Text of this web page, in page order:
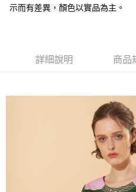
大哥付你分期
2.付款方式選擇「大哥付你分期」，
流程，驗證手機門號後，選擇欲分期
4.訂單成立30分鐘內，如未前往確認
消。如遇「轉專審核」未通過狀況，
1.分期款項不併入電信帳單，「大哥
2.透過簡訊連結打開帳單後，可選擇
帳／街口支付／iPASS MONEY」等通
相關說明
１．簡單：不需註冊會員、不需綁卡、
２．便利：只要手機號碼，簡訊認證，
３．安心：先確認商品／服務後，再付
【「AFTEE先享後付」結帳流程】
１．於結帳方式選擇「AFTEE先享後
結帳頁面，進行簡訊認證並確認金額後
２．訂單成立數日內，您將收到繳費
３．收到繳費通知簡訊後14天內，點
每筆NT$120，滿NT$2,000(含以上
每筆NT$120，滿NT$2,000(含以
示而有差異，顏色以實品為主。
詳細說明 商品